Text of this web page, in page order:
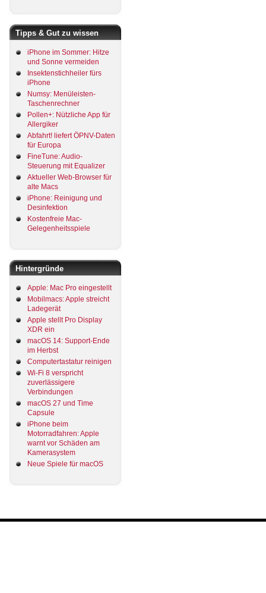
Tipps & Gut zu wissen
iPhone im Sommer: Hitze
und Sonne vermeiden
Insektenstichheiler fürs
iPhone
Numsy: Menüleisten-
Taschenrechner
Pollen+: Nützliche App für
Allergiker
Abfahrt! liefert ÖPNV-Daten
für Europa
FineTune: Audio-
Steuerung mit Equalizer
Aktueller Web-Browser für
alte Macs
iPhone: Reinigung und
Desinfektion
Kostenfreie Mac-
Gelegenheitsspiele
Hintergründe
Apple: Mac Pro eingestellt
Mobilmacs: Apple streicht
Ladegerät
Apple stellt Pro Display
XDR ein
macOS 14: Support-Ende
im Herbst
Computertastatur reinigen
Wi-Fi 8 verspricht
zuverlässigere
Verbindungen
macOS 27 und Time
Capsule
iPhone beim
Motorradfahren: Apple
warnt vor Schäden am
Kamerasystem
Neue Spiele für macOS